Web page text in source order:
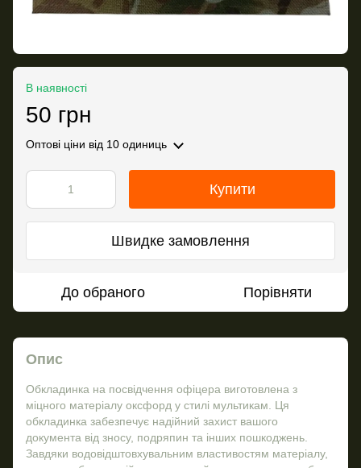
В наявності
50 грн
Оптові ціни від 10 одиниць
Купити
Швидке замовлення
До обраного Порівняти
Опис
Обкладинка на посвідчення офіцера виготовлена з
міцного матеріалу оксфорд у стилі мультикам. Ця
обкладинка забезпечує надійний захист вашого
документа від зносу, подряпин та інших пошкоджень.
Завдяки водовідштовхувальним властивостям матеріалу,